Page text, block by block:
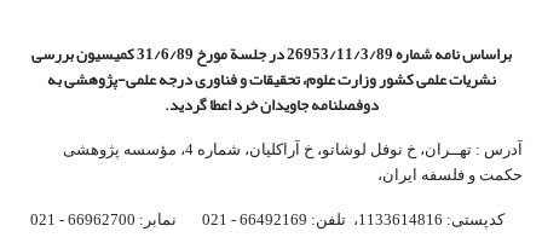
براساس نامه شماره 26953/11/3/89 در جلسة مورخ 31/6/89 کمیسیون
بررسی
نشریات علمی کشور وزارت علوم، تحقیقات و فناوری درجه علمی‌-پژوهشیبه
دوفصلنامه جاویدان خرد اعطا گردید.
آدرس : تهــران، خ نوفل لوشاتو، خ آراکلیان، شماره 4،‌ مؤسسه پژوهشی
حکمت و فلسفه ایران،‌
کدپستی: 1133614816، تلفن: 66492169 - 021 نمابر: 66962700 - 021